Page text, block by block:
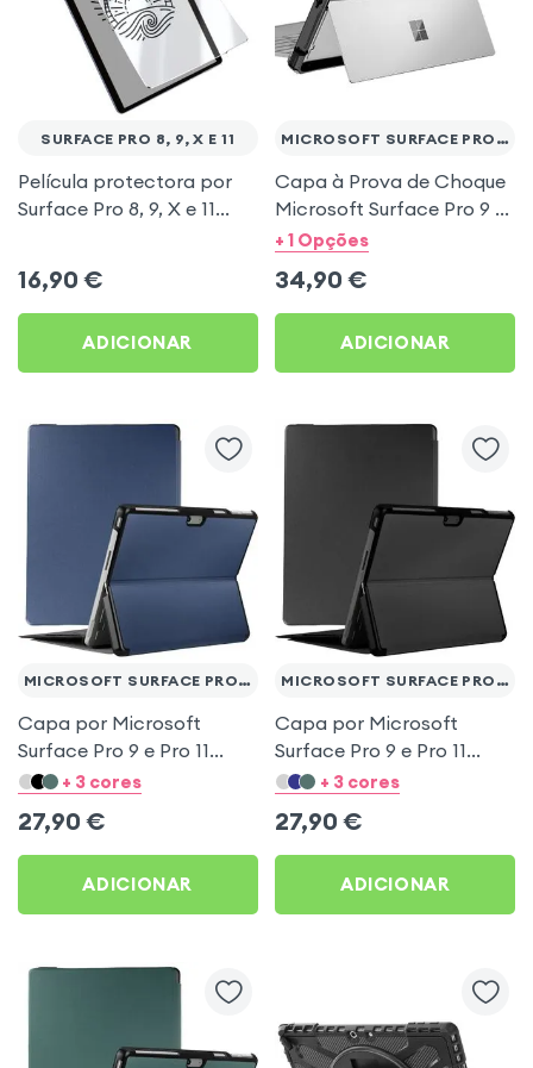
SURFACE PRO 8, 9, X E 11
Película protectora por
Surface Pro 8, 9, X e 11
16,90 €
ADICIONAR
MICROSOFT SURFACE PRO 9 E 11
Capa à Prova de Choque
Microsoft Surface Pro 9 e
Pro 11 Silicone Cantos
Preto
+ 1 Opções
34,90 €
ADICIONAR
MICROSOFT SURFACE PRO 9 E 11
Capa por Microsoft
Surface Pro 9 e Pro 11
Suporte da válvula de
+ 3 cores
27,90 €
ADICIONAR
MICROSOFT SURFACE PRO 9 E 11
Capa por Microsoft
Surface Pro 9 e Pro 11
Suporte da válvula de
+ 3 cores
27,90 €
ADICIONAR